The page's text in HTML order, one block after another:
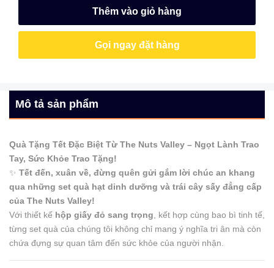
Thêm vào giỏ hàng
Gọi ngay đặt hàng
Mô tả sản phẩm
Quà Tặng Tết Đặc Biệt Từ The Nuts Valley – Ngọt Lành Trao
Tay, Sức Khỏe Trao Tặng!
✨ Tết đến, xuân về, đừng quên gửi gắm lời chúc an khang
qua những set quà hạt dinh dưỡng và trái cây sấy đẳng cấp
của The Nuts Valley!
Với thiết kế hộp giấy đỏ sang trọng , kết hợp cùng bao bì tinh tế,
từng set quà của chúng tôi không chỉ mang ý nghĩa tri ân mà còn
chứa đựng sự quan tâm đến sức khỏe của người nhận.